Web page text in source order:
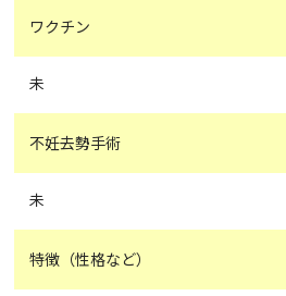
ワクチン
未
不妊去勢手術
未
特徴（性格など）